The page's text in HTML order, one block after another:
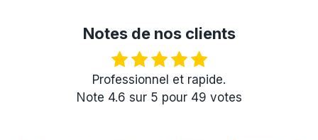
Notes de nos clients
Professionnel et rapide.
Note 4.6 sur 5 pour 49 votes